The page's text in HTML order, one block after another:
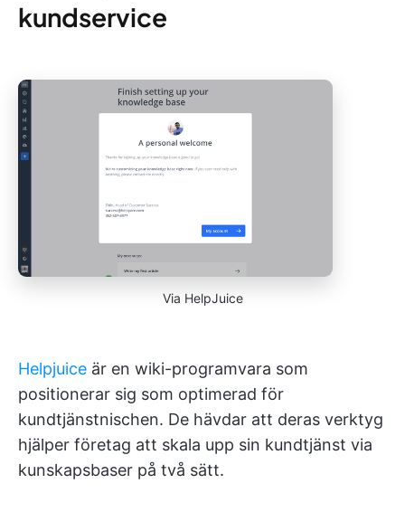
kundservice
Via HelpJuice
Helpjuice är en wiki-programvara som
positionerar sig som optimerad för
kundtjänstnischen. De hävdar att deras verktyg
hjälper företag att skala upp sin kundtjänst via
kunskapsbaser på två sätt.